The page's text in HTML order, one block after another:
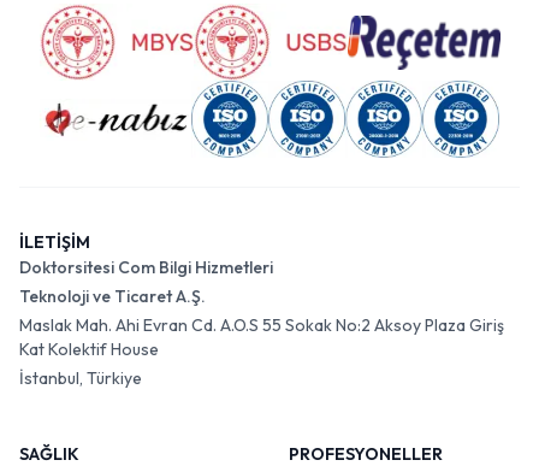
İLETİŞİM
Doktorsitesi Com Bilgi Hizmetleri
Teknoloji ve Ticaret A.Ş.
Maslak Mah. Ahi Evran Cd. A.O.S 55 Sokak No:2 Aksoy Plaza Giriş
Kat Kolektif House
İstanbul, Türkiye
SAĞLIK
PROFESYONELLER